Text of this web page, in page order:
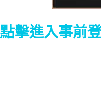
點擊進入事前